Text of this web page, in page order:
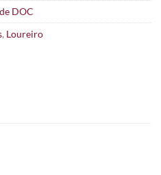
DOC
, Loureiro